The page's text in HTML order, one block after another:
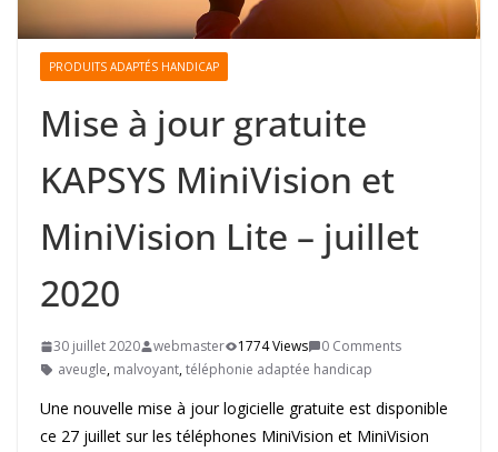
PRODUITS ADAPTÉS HANDICAP
Mise à jour gratuite
KAPSYS MiniVision et
MiniVision Lite – juillet
2020
30 juillet 2020 webmaster 1774 Views
0 Comments
aveugle, malvoyant,téléphonie adaptée handicap
Une nouvelle mise à jour logicielle gratuite est disponible
ce 27 juillet sur les téléphones MiniVision et MiniVision